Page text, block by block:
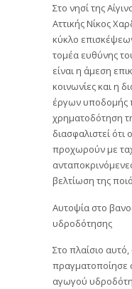
Στο νησί της
Αττικής Νίκος
κύκλο
τομέα ευθύνης
είναι η άμεση
κοινωνίες και η
έργων υποδομής
χρηματοδότηση
διασφαλιστεί ότι
προχωρούν με
βελτίωση της
Αυτοψία στο
υδροδότησης
Στο πλαίσιο
πραγματοποίησε
αγωγού